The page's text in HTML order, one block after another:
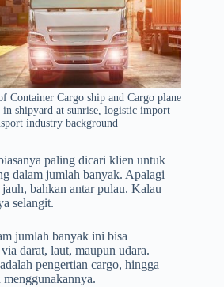
Container Cargo ship and Cargo plane
shipyard at sunrise, logistic import
industry background
paling dicari klien untuk
dalam jumlah banyak. Apalagi
bahkan antar pulau. Kalau
selangit.
jumlah banyak ini bisa
darat, laut, maupun udara.
pengertian cargo, hingga